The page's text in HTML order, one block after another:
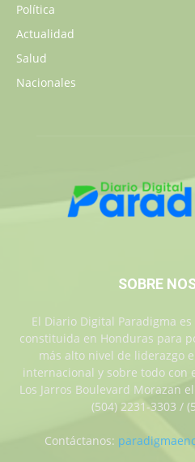
Política
Actualidad
Salud
Nacionales
SOBRE
El Diario Digital Paradigma
constituida en Honduras para
más alto nivel de liderazgo
internacional y sobre todo con
Los Jarros Boulevard Morazan
(504) 2231-3303 /
Contáctanos: